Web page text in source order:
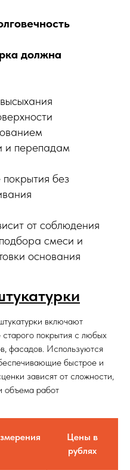
должна
и перепадам
без
от соблюдения
смеси и
основания
включают
покрытия с любых
фасадов. Используются
быстрое и
зависят от сложности,
объема работ
Цены в
рублях